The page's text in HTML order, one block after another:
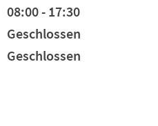
08:00 - 17:30
Geschlossen
Geschlossen